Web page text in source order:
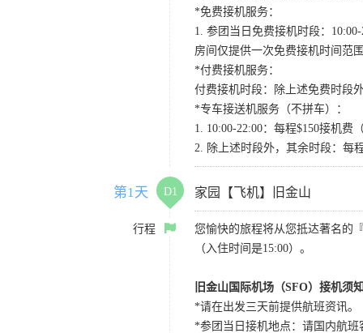
*免费接机服务：
1. 参团当日免费接机时段：
房间仅提供一次免费接机时间范
*付费接机服务：
付费接机时段：除上述免费时段
*专车接送机服务（不拼车）：
1. 10:00-22:00：每程$150接机
2. 除上述时段外，其余时段：每
第1天 D1 家园【飞机】旧金山
行程
您愉快的旅程将从您抵达著名的
（入住时间是15:00）。
旧金山国际机场（SFO）接机须
*请在出发三天前提供航班资讯。
*参团当日接机地点：请国内航班